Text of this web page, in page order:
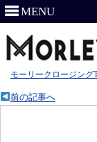
MENU
モーリークロージング
前の記事へ